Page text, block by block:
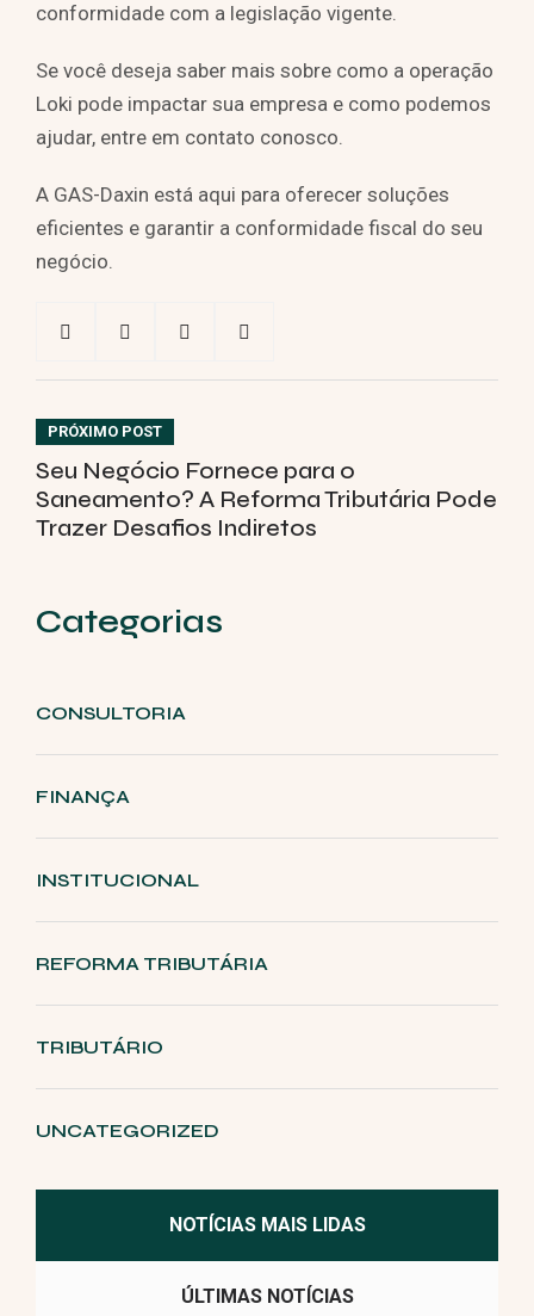
conformidade com a legislação vigente.
Se você deseja saber mais sobre como a operação
Loki pode impactar sua empresa e como podemos
ajudar, entre em contato conosco.
A GAS-Daxin está aqui para oferecer soluções
eficientes e garantir a conformidade fiscal do seu
negócio.
PRÓXIMO POST
Seu Negócio Fornece para o
Saneamento? A Reforma Tributária Pode
Trazer Desafios Indiretos
Categorias
CONSULTORIA
FINANÇA
INSTITUCIONAL
REFORMA TRIBUTÁRIA
TRIBUTÁRIO
UNCATEGORIZED
NOTÍCIAS MAIS LIDAS
ÚLTIMAS NOTÍCIAS